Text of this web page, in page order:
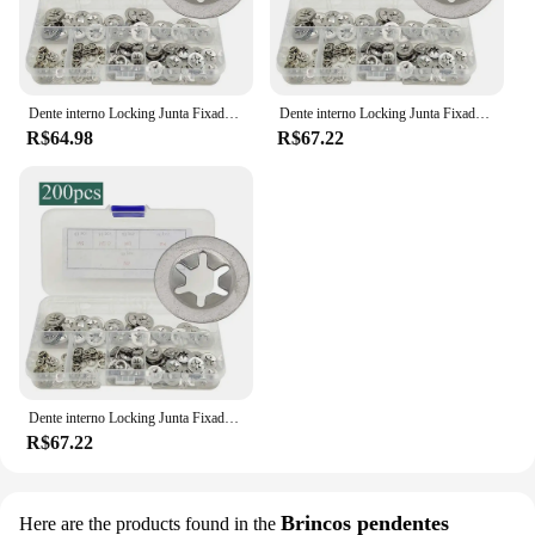
among children and educators alike.
Dente interno Locking Junta Fixadores, Snap Ring Bearing, Quick Washer, Plum Blossom, Hardware, 200pcs
R$64.98
Dente interno Locking Junta Fixadores, Snap Ring Bearing, Quick Washer, Plum Blossom, Hardware, 200pcs
R$67.22
Dente interno Locking Junta Fixadores, Snap Ring Bearing, Quick Washer, Plum Blossom, Hardware, 200pcs
R$67.22
Here are the products found in the Brincos pendentes